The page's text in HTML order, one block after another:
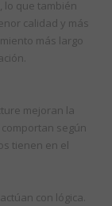
lo que también
calidad y más
más largo
mejoran la
según
tienen en el
con lógica.